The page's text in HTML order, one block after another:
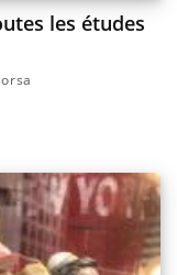
les études